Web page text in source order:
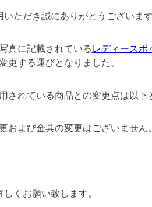
ただき誠にありがとうございます
真に記載されている レディースボ
更する運びとなりました。
されている商品との変更点は以下
および金具の変更はございません
くお願い致します。